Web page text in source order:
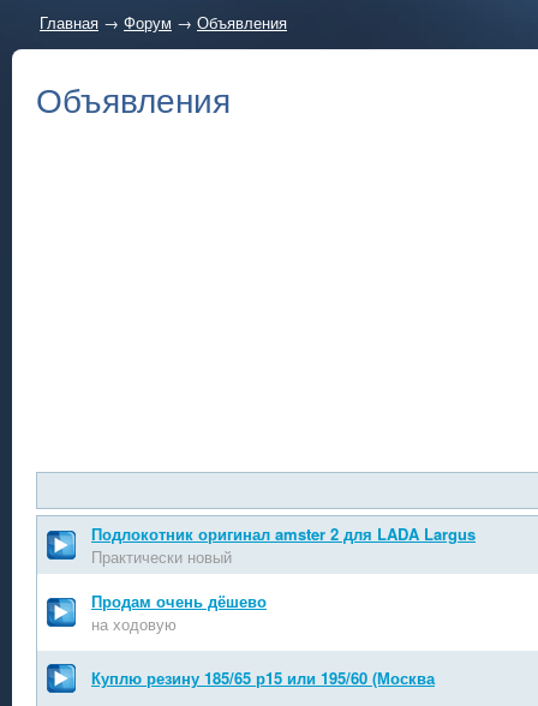
Главная → Форум → Объявления
Объявления
Подлокотник оригинал amster 2 для LADA Largus
Практически новый
Продам очень дёшево
на ходовую
Куплю резину 185/65 р15 или 195/60 (Москва